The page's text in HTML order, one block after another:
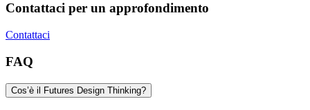
Contattaci per un approfondimento
Contattaci
FAQ
Cos’è il Futures Design Thinking?